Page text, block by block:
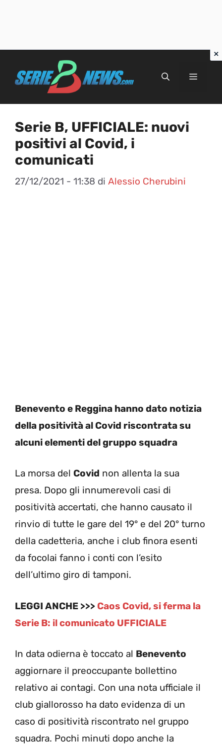
Menu
Serie B, UFFICIALE: nuovi
positivi al Covid, i
comunicati
27/12/2021 - 11:38 di Alessio Cherubini
Benevento e Reggina hanno dato notizia
della positività al Covid riscontrata su
alcuni elementi del gruppo squadra
La morsa del Covid non allenta la sua
presa. Dopo gli innumerevoli casi di
positività accertati, che hanno causato il
rinvio di tutte le gare del 19° e del 20° turno
della cadetteria, anche i club finora esenti
da focolai fanno i conti con l’esito
dell’ultimo giro di tamponi.
LEGGI ANCHE >>> Caos Covid, si ferma la
Serie B: il comunicato UFFICIALE
In data odierna è toccato al Benevento
aggiornare il preoccupante bollettino
relativo ai contagi. Con una nota ufficiale il
club giallorosso ha dato evidenza di un
caso di positività riscontrato nel gruppo
squadra. Pochi minuti dopo anche la